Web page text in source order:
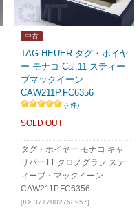
中古
TAG HEUER タグ・ホイヤ
ー モナコ Cal.11 スティー
ブマックイーン
CAW211P.FC6356
(2件)
SOLD OUT
タグ・ホイヤー モナコ キャ
リバー11 クロノグラフ ステ
ィーブ・マックイーン
CAW211P.FC6356
[ID: 3717002768957]